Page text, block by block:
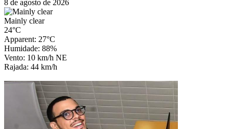
8 de agosto de 2026
Mainly clear
24°C
Apparent: 27°C
Humidade: 88%
Vento: 10 km/h NE
Rajada: 44 km/h